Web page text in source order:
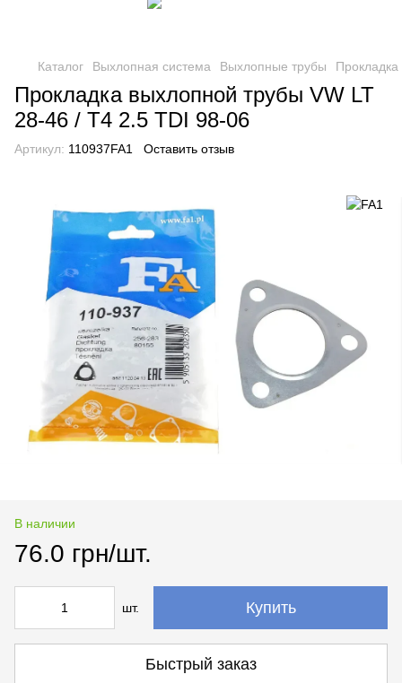
Каталог Выхлопная система Выхлопные трубы
Прокладка выхлопной трубы VW LT
28-46 / T4 2.5 TDI 98-06
Артикул: 110937FA1 Оставить отзыв
В наличии
76.0 грн/шт.
шт. Купить
Быстрый заказ